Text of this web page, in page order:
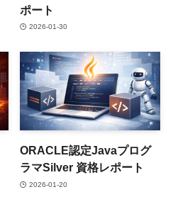
ポート
2026-01-30
ORACLE認定Javaプログ
ラマSilver 資格レポート
2026-01-20